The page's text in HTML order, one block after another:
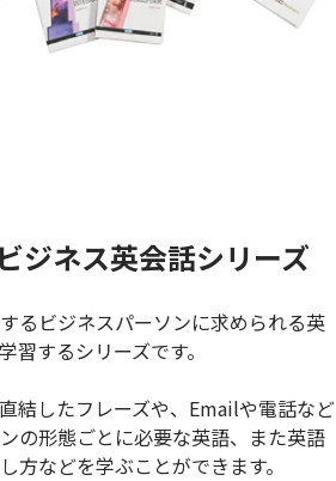
ジネス英会話シリーズ
るビジネスパーソンに求められる英
習するシリーズです。​
結したフレーズや、Emailや電話など
の形態ごとに必要な英語、また英語
方などを学ぶことができます。